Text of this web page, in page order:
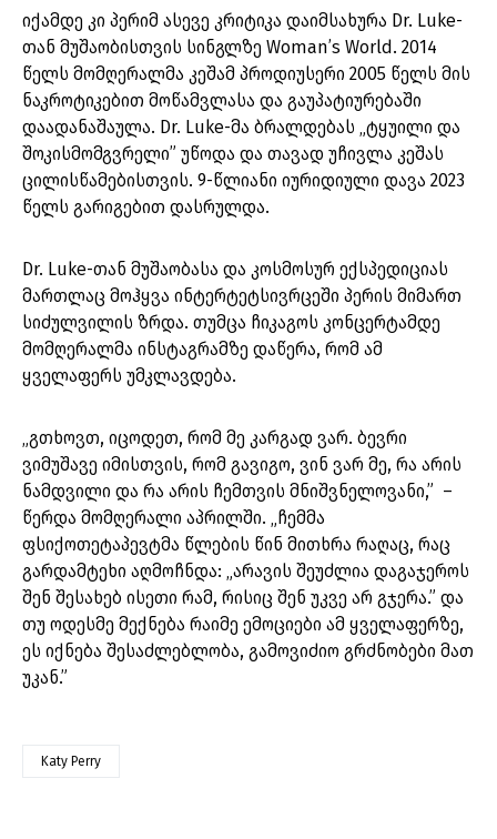
იქამდე კი პერიმ ასევე კრიტიკა დაიმსახურა Dr. Luke-
თან მუშაობისთვის სინგლზე Woman’s World. 2014
წელს მომღერალმა კეშამ პროდიუსერი 2005 წელს მის
ნაკროტიკებით მოწამვლასა და გაუპატიურებაში
დაადანაშაულა. Dr. Luke-მა ბრალდებას „ტყუილი და
შოკისმომგვრელი” უწოდა და თავად უჩივლა კეშას
ცილისწამებისთვის. 9-წლიანი იურიდიული დავა 2023
წელს გარიგებით დასრულდა.
Dr. Luke-თან მუშაობასა და კოსმოსურ ექსპედიციას
მართლაც მოჰყვა ინტერტეტსივრცეში პერის მიმართ
სიძულვილის ზრდა. თუმცა ჩიკაგოს კონცერტამდე
მომღერალმა ინსტაგრამზე დაწერა, რომ ამ
ყველაფერს უმკლავდება.
„გთხოვთ, იცოდეთ, რომ მე კარგად ვარ. ბევრი
ვიმუშავე იმისთვის, რომ გავიგო, ვინ ვარ მე, რა არის
ნამდვილი და რა არის ჩემთვის მნიშვნელოვანი,” –
წერდა მომღერალი აპრილში. „ჩემმა
ფსიქოთეტაპევტმა წლების წინ მითხრა რაღაც, რაც
გარდამტეხი აღმოჩნდა: „არავის შეუძლია დაგაჯეროს
შენ შესახებ ისეთი რამ, რისიც შენ უკვე არ გჯერა.” და
თუ ოდესმე მექნება რაიმე ემოციები ამ ყველაფერზე,
ეს იქნება შესაძლებლობა, გამოვიძიო გრძნობები მათ
უკან.”
Katy Perry